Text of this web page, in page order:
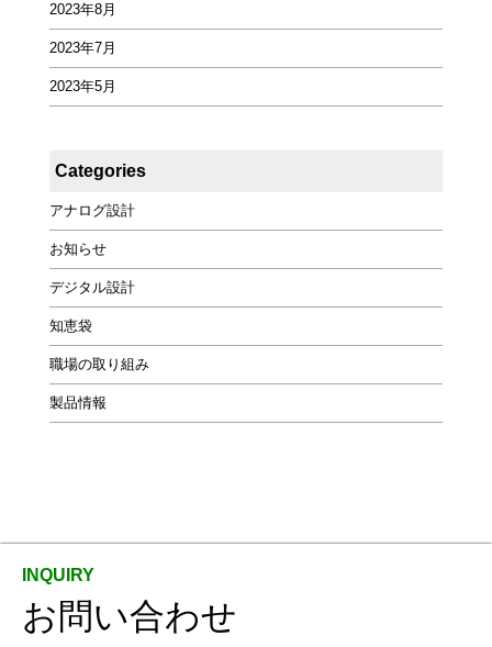
2023年8月
2023年7月
2023年5月
Categories
アナログ設計
お知らせ
デジタル設計
知恵袋
職場の取り組み
製品情報
お問い合わせ